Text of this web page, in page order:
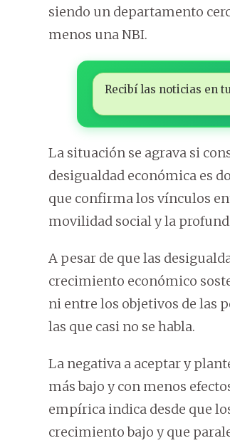
siendo un departamento
menos una NBI.
Recibí las noticias en
La situación se agrava si
desigualdad económica es
que confirma los vínculos
movilidad social y la
A pesar de que las
crecimiento económico
ni entre los objetivos de las
las que casi no se habla.
La negativa a aceptar y
más bajo y con menos
empírica indica desde que
crecimiento bajo y que